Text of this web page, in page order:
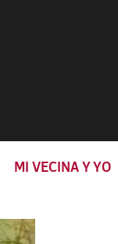
MI VECINA Y YO